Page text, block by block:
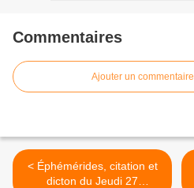
Commentaires
Ajouter un commentaire
< Éphémérides, citation et
dicton du Jeudi 27